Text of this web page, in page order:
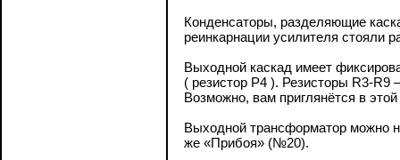
Конденсаторы, разделяющие
реинкарнации усилителя стояли
Выходной каскад имеет
( резистор Р4 ). Резисторы R3-
Возможно, вам приглянётся в
Выходной трансформатор можно
же «Прибоя» (№20).